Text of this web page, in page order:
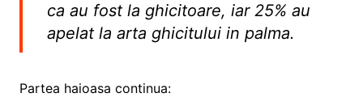
ca au fost la ghicitoare, iar 25% au
apelat la arta ghicitului in palma.
Partea haioasa continua: